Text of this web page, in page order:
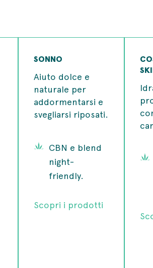
SONNO
Aiuto dolce e
naturale per
addormentarsi e
svegliarsi riposati.
CBN e blend
night-
friendly.
Scopri i prodotti